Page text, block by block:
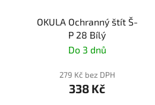
OKULA Ochranný štít Š-
P 28 Bílý
Do 3 dnů
279 Kč bez DPH
338 Kč